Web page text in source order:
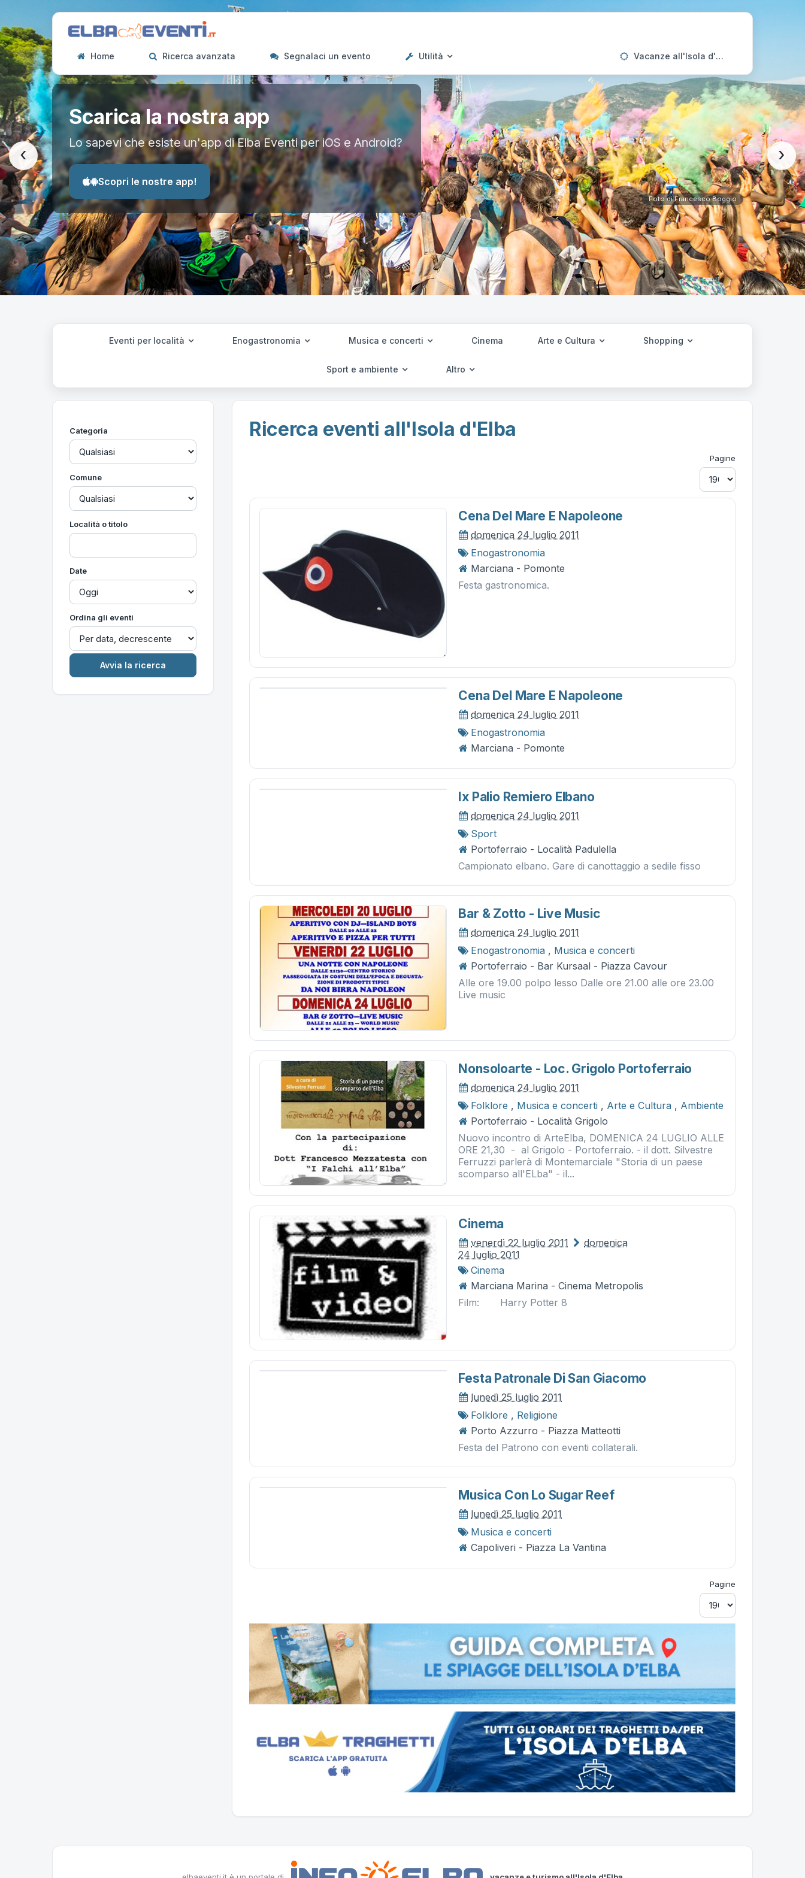
Home Ricerca avanzata Segnalaci un evento Utilità Vacanze all'Isola d'Elba
Scarica la nostra app
Lo sapevi che esiste un'app di Elba Eventi per iOS e Android?
Scopri le nostre app!
Foto di Francesco Boggio
‹ ›
Eventi per località Enogastronomia Musica e concerti Cinema Arte e Cultura Shopping
Sport e ambiente Altro
Categoria
Comune
Località o titolo
Date
Ordina gli eventi
Ricerca eventi all'Isola d'Elba
Pagine
Cena Del Mare E Napoleone
domenica 24 luglio 2011
Enogastronomia
Marciana - Pomonte
Festa gastronomica.
Cena Del Mare E Napoleone
domenica 24 luglio 2011
Enogastronomia
Marciana - Pomonte
Ix Palio Remiero Elbano
domenica 24 luglio 2011
Sport
Portoferraio - Località Padulella
Campionato elbano. Gare di canottaggio a sedile fisso
Bar & Zotto - Live Music
domenica 24 luglio 2011
Enogastronomia , Musica e concerti
Portoferraio - Bar Kursaal - Piazza Cavour
Alle ore 19.00 polpo lesso Dalle ore 21.00 alle ore 23.00
Live music
Nonsoloarte - Loc. Grigolo Portoferraio
domenica 24 luglio 2011
Folklore , Musica e concerti , Arte e Cultura , Ambiente
Portoferraio - Località Grigolo
Nuovo incontro di ArteElba, DOMENICA 24 LUGLIO ALLE
ORE 21,30 - al Grigolo - Portoferraio. - il dott. Silvestre
Ferruzzi parlerà di Montemarciale "Storia di un paese
scomparso all'ELba" - il...
Cinema
venerdì 22 luglio 2011
domenica
24 luglio 2011
Cinema
Marciana Marina - Cinema Metropolis
Film: Harry Potter 8
Festa Patronale Di San Giacomo
lunedì 25 luglio 2011
Folklore , Religione
Porto Azzurro - Piazza Matteotti
Festa del Patrono con eventi collaterali.
Musica Con Lo Sugar Reef
lunedì 25 luglio 2011
Musica e concerti
Capoliveri - Piazza La Vantina
Pagine